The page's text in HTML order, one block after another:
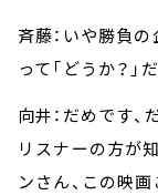
斉藤：いや勝負
って「どうか？」
向井：だめです
リスナーの方が
ンさん、この映